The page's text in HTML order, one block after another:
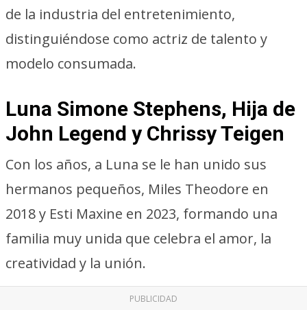
de la industria del entretenimiento,
distinguiéndose como actriz de talento y
modelo consumada.
Luna Simone Stephens, Hija de
John Legend y Chrissy Teigen
Con los años, a Luna se le han unido sus
hermanos pequeños, Miles Theodore en
2018 y Esti Maxine en 2023, formando una
familia muy unida que celebra el amor, la
creatividad y la unión.
PUBLICIDAD